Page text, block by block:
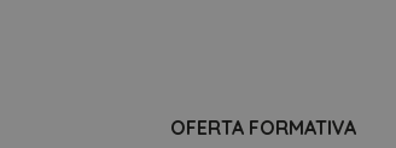
OFERTA FORMATIVA